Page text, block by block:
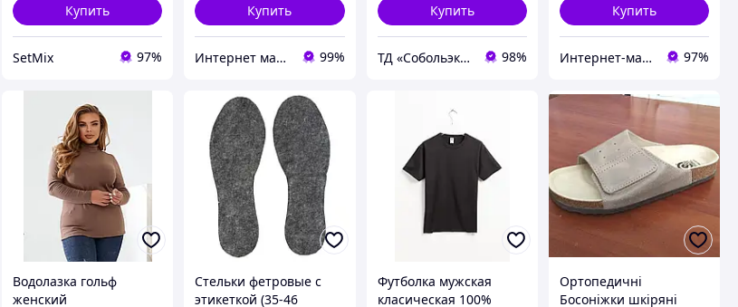
Купить
SetMix 97%
Купить
Интернет магазин одежды и обуви " Rare " 99%
Купить
ТД «Собольэкспресс» 98%
Купить
Интернет-магазин "Стильная Штучка" 97%
Водолазка гольф
женский
Стельки фетровые с
этикеткой (35-46
Футболка мужская
класическая 100%
Ортопедичні
Босоніжки шкіряні